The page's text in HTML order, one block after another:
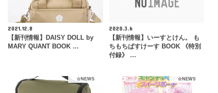
2021.12.8
【新刊情報】DAISY DOLL by
MARY QUANT BOOK …
2020.3.6
【新刊情報】いーすとけん。 も
ちもちぱすけーす BOOK 《特別
付録》 …
☆NEWS ☆NEWS